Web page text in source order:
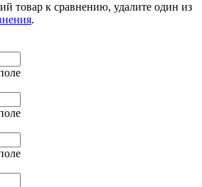
товар к сравнению, удалите один из
.